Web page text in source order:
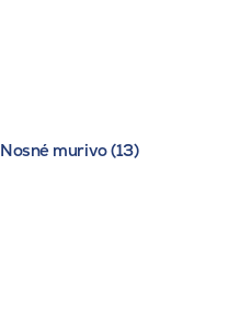
Nosné murivo (13)